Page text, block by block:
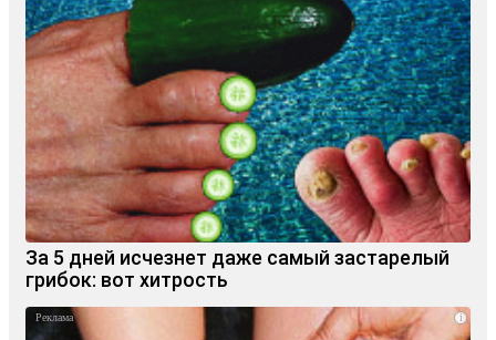
За 5 дней исчезнет даже самый застарелый
грибок: вот хитрость
i